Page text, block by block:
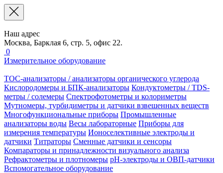
Наш адрес
Москва, Барклая 6, стр. 5, офис 22.
0
Измерительное оборудование
TOC-анализаторы / анализаторы органического углерода
Кислородомеры и БПК-анализаторы Кондуктометры / TDS-
метры / солемеры Спектрофотометры и колориметры
Мутномеры, турбидиметры и датчики взвешенных веществ
Многофункциональные приборы Промышленные
анализаторы воды Весы лабораторные Приборы для
измерения температуры Ионоселективные электроды и
датчики Титраторы Сменные датчики и сенсоры
Компараторы и принадлежности визуального анализа
Рефрактометры и плотномеры pH-электроды и ОВП-датчики
Вспомогательное оборудование